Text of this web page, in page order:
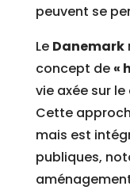
peuvent se
Le Danemark
concept de «
vie axée sur
Cette
mais est
publiques,